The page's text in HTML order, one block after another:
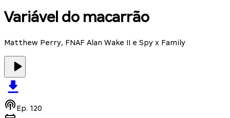
Variável do macarrão
Matthew Perry, FNAF Alan Wake II e Spy x Family
Ep. 120